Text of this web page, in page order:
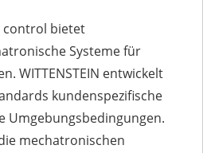
control bietet
Systeme für
WITTENSTEIN entwickelt
kundenspezifische
Umgebungsbedingungen.
mechatronischen